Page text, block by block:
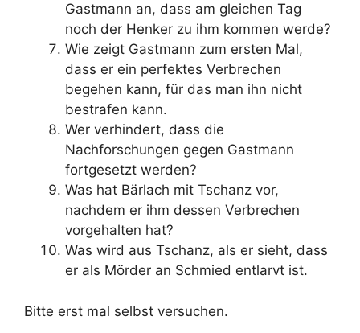
Gastmann an, dass am gleichen Tag
noch der Henker zu ihm kommen werde?
Wie zeigt Gastmann zum ersten Mal,
dass er ein perfektes Verbrechen
begehen kann, für das man ihn nicht
bestrafen kann.
Wer verhindert, dass die
Nachforschungen gegen Gastmann
fortgesetzt werden?
Was hat Bärlach mit Tschanz vor,
nachdem er ihm dessen Verbrechen
vorgehalten hat?
Was wird aus Tschanz, als er sieht, dass
er als Mörder an Schmied entlarvt ist.
Bitte erst mal selbst versuchen.